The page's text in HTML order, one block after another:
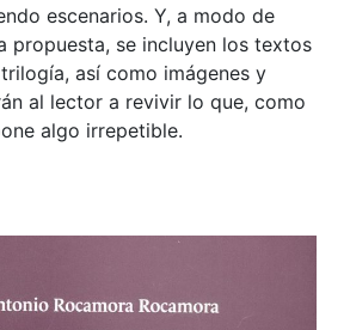
escenarios. Y, a modo de
propuesta, se incluyen los textos
así como imágenes y
al lector a revivir lo que, como
algo irrepetible.